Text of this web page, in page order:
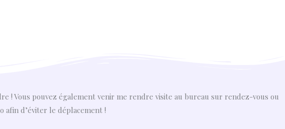
! Vous pouvez également venir me rendre visite au bureau sur rendez-vous ou
afin d’éviter le déplacement !